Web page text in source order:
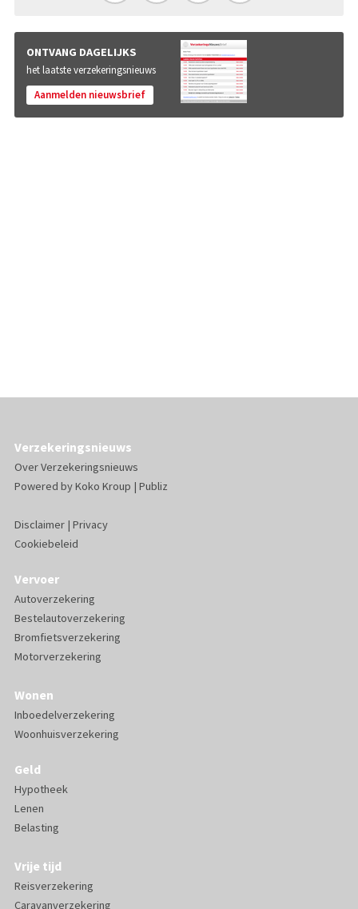
ONTVANG DAGELIJKS
het laatste verzekeringsnieuws
Aanmelden nieuwsbrief
Verzekeringsnieuws
Over Verzekeringsnieuws
Powered byKoko Kroup | Publiz
Disclaimer| Privacy
Cookiebeleid
Vervoer
Autoverzekering
Bestelautoverzekering
Bromfietsverzekering
Motorverzekering
Wonen
Inboedelverzekering
Woonhuisverzekering
Geld
Hypotheek
Lenen
Belasting
Vrije tijd
Reisverzekering
Caravanverzekering